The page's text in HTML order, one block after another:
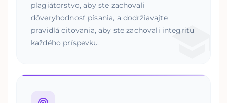
plagiátorstvo, aby ste zachovali
dôveryhodnosť písania, a dodržiavajte
pravidlá citovania, aby ste zachovali integritu
každého príspevku.